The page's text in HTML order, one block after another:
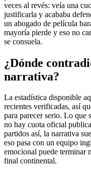
veces al revés: veía una
justificarla y acababa
un abogado de película
mayoría pierde y eso no
se consuela.
¿Dónde
narrativa?
La estadística disponible
recientes verificadas, así
para parecer serio. Lo que
no hay cuota oficial
partidos así, la narrativa
eso pasa con un equipo
emocional puede terminar
final continental.